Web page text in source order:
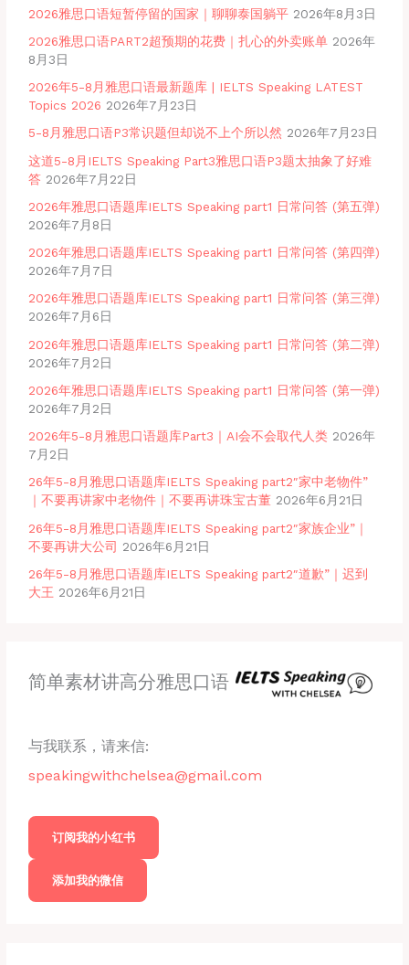
2026雅思口语短暂停留的国家｜聊聊泰国躺平 2026年8月3日
2026雅思口语PART2超预期的花费｜扎心的外卖账单 2026年
8月3日
2026年5-8月雅思口语最新题库 | IELTS Speaking LATEST
Topics 2026 2026年7月23日
5-8月雅思口语P3常识题但却说不上个所以然 2026年7月23日
这道5-8月IELTS Speaking Part3雅思口语P3题太抽象了好难
答 2026年7月22日
2026年雅思口语题库IELTS Speaking part1 日常问答 (第五弹)
2026年7月8日
2026年雅思口语题库IELTS Speaking part1 日常问答 (第四弹)
2026年7月7日
2026年雅思口语题库IELTS Speaking part1 日常问答 (第三弹)
2026年7月6日
2026年雅思口语题库IELTS Speaking part1 日常问答 (第二弹)
2026年7月2日
2026年雅思口语题库IELTS Speaking part1 日常问答 (第一弹)
2026年7月2日
2026年5-8月雅思口语题库Part3｜AI会不会取代人类 2026年
7月2日
26年5-8月雅思口语题库IELTS Speaking part2″家中老物件”
｜不要再讲家中老物件｜不要再讲珠宝古董 2026年6月21日
26年5-8月雅思口语题库IELTS Speaking part2″家族企业”｜
不要再讲大公司 2026年6月21日
26年5-8月雅思口语题库IELTS Speaking part2″道歉”｜迟到
大王 2026年6月21日
简单素材讲高分雅思口语
与我联系，请来信:
speakingwithchelsea@gmail.com
订阅我的小红书
添加我的微信